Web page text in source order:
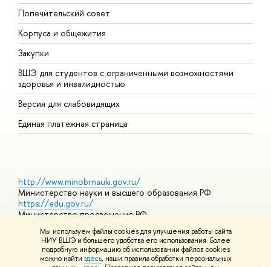
Мы используем файлы cookies для улучшения работы сайта
НИУ ВШЭ и большего удобства его использования. Более
подробную информацию об использовании файлов cookies
можно найти здесь, наши правила обработки персональных
Попечительский совет
Корпуса и общежития
Закупки
ВШЭ для студентов с ограниченными возможностями
здоровья и инвалидностью
Версия для слабовидящих
Единая платежная страница
http://www.minobrnauki.gov.ru/
Министерство науки и высшего образования РФ
https://edu.gov.ru/
Министерство просвещения РФ
https://elearning.hse.ru/mooc
Массовые открытые онлайн-курсы